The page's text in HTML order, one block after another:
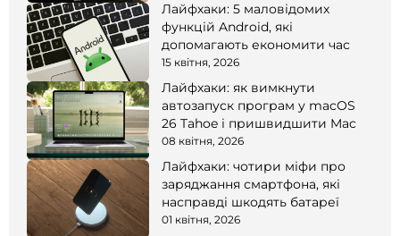
Лайфхаки: 5 маловідомих
функцій Android, які
допомагають економити час
15 квітня, 2026
Лайфхаки: як вимкнути
автозапуск програм у macOS
26 Tahoe і пришвидшити Mac
08 квітня, 2026
Лайфхаки: чотири міфи про
заряджання смартфона, які
насправді шкодять батареї
01 квітня, 2026